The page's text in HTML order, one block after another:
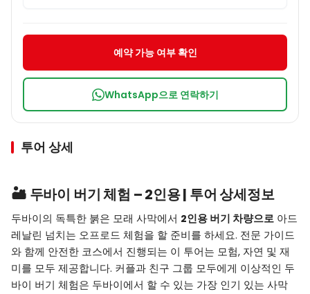
투어 상세
🏜️ 두바이 버기 체험 – 2인용 | 투어 상세정보
두바이의 독특한 붉은 모래 사막에서 2인용 버기 차량으로 아드
레날린 넘치는 오프로드 체험을 할 준비를 하세요. 전문 가이드
와 함께 안전한 코스에서 진행되는 이 투어는 모험, 자연 및 재
미를 모두 제공합니다. 커플과 친구 그룹 모두에게 이상적인 두
바이 버기 체험은 두바이에서 할 수 있는 가장 인기 있는 사막
예약 가능 여부 확인
WhatsApp으로 연락하기